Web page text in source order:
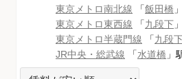
東京メトロ南北線 「飯田橋
東京メトロ東西線 「九段下
東京メトロ半蔵門線 「九段
JR中央・総武線 「水道橋 」